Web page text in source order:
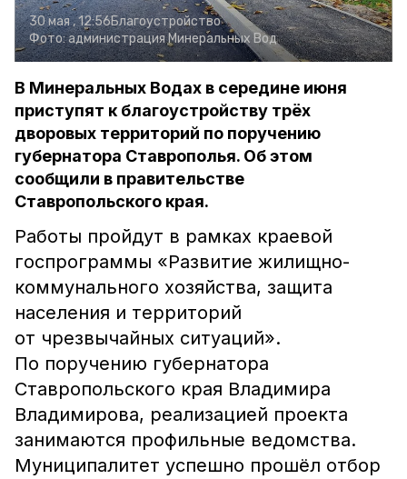
30 мая , 12:56Благоустройство
Фото:администрация Минеральных Вод
В Минеральных Водах в середине июня
приступят к благоустройству трёх
дворовых территорий по поручению
губернатора Ставрополья. Об этом
сообщили в правительстве
Ставропольского края.
Работы пройдут в рамках краевой
госпрограммы «Развитие жилищно-
коммунального хозяйства, защита
населения и территорий
от чрезвычайных ситуаций».
По поручению губернатора
Ставропольского края Владимира
Владимирова, реализацией проекта
занимаются профильные ведомства.
Муниципалитет успешно прошёл отбор